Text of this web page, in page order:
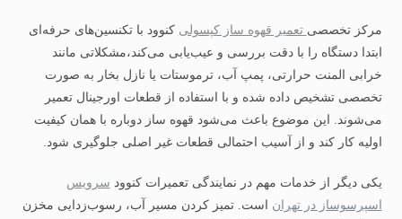
مرکز تخصصی تعمیر قهوه‌ ساز کپسولی کنوود با تکنسین‌های حرفه‌ای
ابتدا دستگاه را با دقت بررسی و عیب‌یابی می‌کند،مشکلاتی مانند
خرابی المنت حرارتی، پمپ آب، ترموستات یا نازل بخار به‌ صورت
تخصصی تشخیص داده شده و با استفاده از قطعات اورجینال تعمیر
می‌شوند. این موضوع باعث می‌شود قهوه‌ ساز دوباره با همان کیفیت
اولیه کار کند و از آسیب احتمالی قطعات غیر اصلی جلوگیری شود.
یکی دیگر از خدمات مهم در نمایندگی تعمیرات کنوود سرویس
اسپرسوساز در تهران است. تمیز کردن مسیر آب، رسوب‌زدایی مخزن